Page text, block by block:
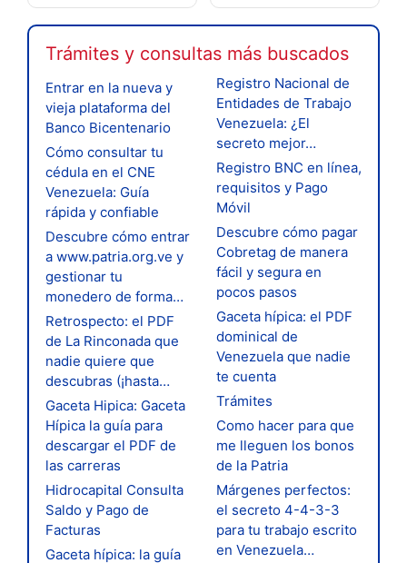
Trámites y consultas más buscados
Entrar en la nueva y
vieja plataforma del
Banco Bicentenario
Cómo consultar tu
cédula en el CNE
Venezuela: Guía
rápida y confiable
Descubre cómo entrar
a www.patria.org.ve y
gestionar tu
monedero de forma…
Retrospecto: el PDF
de La Rinconada que
nadie quiere que
descubras (¡hasta…
Gaceta Hipica: Gaceta
Hípica la guía para
descargar el PDF de
las carreras
Hidrocapital Consulta
Saldo y Pago de
Facturas
Gaceta hípica: la guía
Registro Nacional de
Entidades de Trabajo
Venezuela: ¿El
secreto mejor…
Registro BNC en línea,
requisitos y Pago
Móvil
Descubre cómo pagar
Cobretag de manera
fácil y segura en
pocos pasos
Gaceta hípica: el PDF
dominical de
Venezuela que nadie
te cuenta
Trámites
Como hacer para que
me lleguen los bonos
de la Patria
Márgenes perfectos:
el secreto 4-4-3-3
para tu trabajo escrito
en Venezuela…